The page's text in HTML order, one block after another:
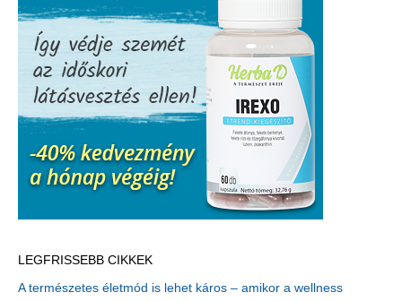
LEGFRISSEBB CIKKEK
A természetes életmód is lehet káros – amikor a wellness